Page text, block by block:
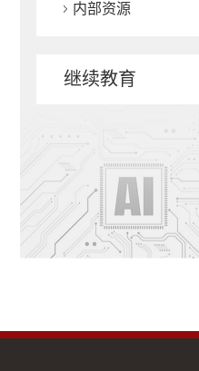
内部资源
继续教育